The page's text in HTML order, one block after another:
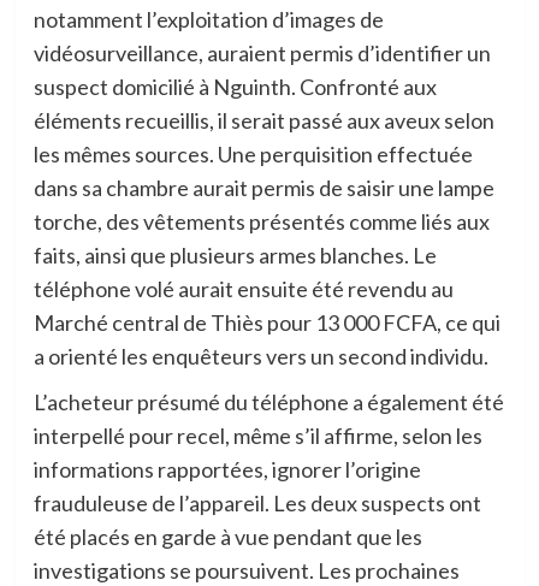
notamment l’exploitation d’images de
vidéosurveillance, auraient permis d’identifier un
suspect domicilié à Nguinth. Confronté aux
éléments recueillis, il serait passé aux aveux selon
les mêmes sources. Une perquisition effectuée
dans sa chambre aurait permis de saisir une lampe
torche, des vêtements présentés comme liés aux
faits, ainsi que plusieurs armes blanches. Le
téléphone volé aurait ensuite été revendu au
Marché central de Thiès pour 13 000 FCFA, ce qui
a orienté les enquêteurs vers un second individu.
L’acheteur présumé du téléphone a également été
interpellé pour recel, même s’il affirme, selon les
informations rapportées, ignorer l’origine
frauduleuse de l’appareil. Les deux suspects ont
été placés en garde à vue pendant que les
investigations se poursuivent. Les prochaines